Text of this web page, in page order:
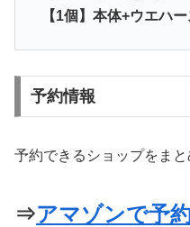
【1個】本体+ウエハ
予約情報
予約できるショップをまと
⇒アマゾンで予